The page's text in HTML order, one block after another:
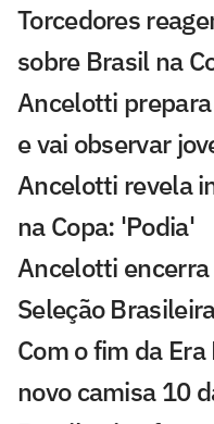
Torcedores
sobre Brasil na
Ancelotti
e vai observar
Ancelotti revela
na Copa: 'Podia'
Ancelotti
Seleção
Com o fim da
novo camisa 10